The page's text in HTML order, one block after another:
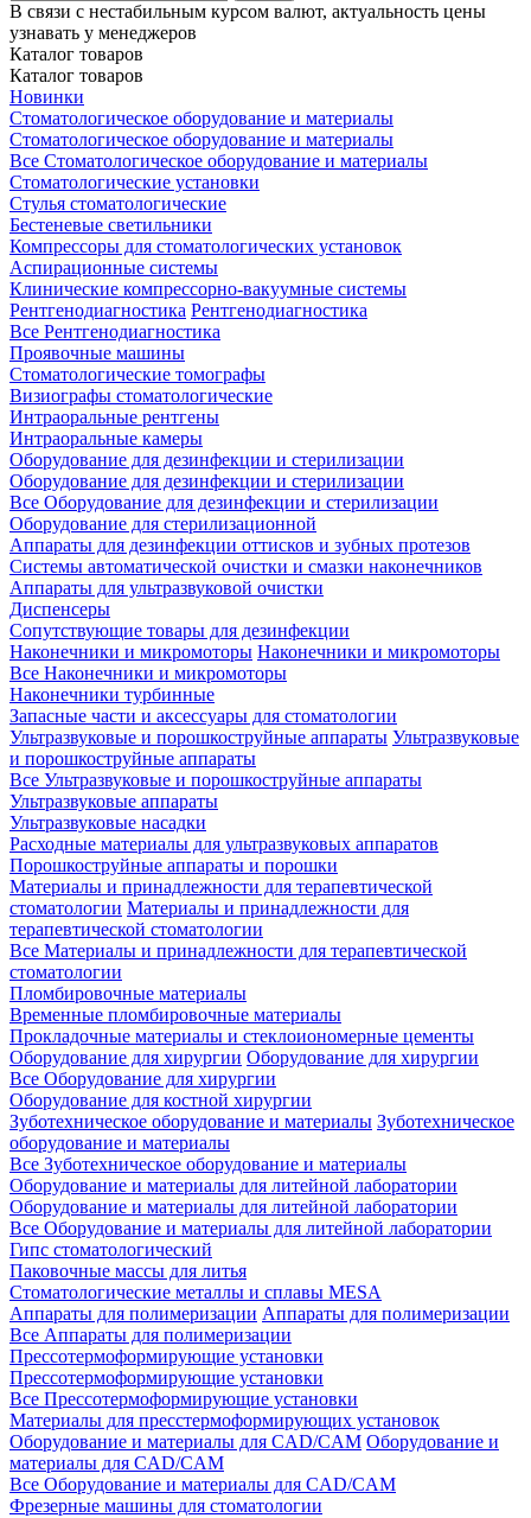
В связи с нестабильным курсом валют, актуальность цены
узнавать у менеджеров
Каталог товаров
Каталог товаров
Новинки
Стоматологическое оборудование и материалы
Стоматологическое оборудование и материалы
Все Стоматологическое оборудование и материалы
Стоматологические установки
Стулья стоматологические
Бестеневые светильники
Компрессоры для стоматологических установок
Аспирационные системы
Клинические компрессорно-вакуумные системы
Рентгенодиагностика Рентгенодиагностика
Все Рентгенодиагностика
Проявочные машины
Стоматологические томографы
Визиографы стоматологические
Интраоральные рентгены
Интраоральные камеры
Оборудование для дезинфекции и стерилизации
Оборудование для дезинфекции и стерилизации
Все Оборудование для дезинфекции и стерилизации
Оборудование для стерилизационной
Аппараты для дезинфекции оттисков и зубных протезов
Системы автоматической очистки и смазки наконечников
Аппараты для ультразвуковой очистки
Диспенсеры
Сопутствующие товары для дезинфекции
Наконечники и микромоторы Наконечники и микромоторы
Все Наконечники и микромоторы
Наконечники турбинные
Запасные части и аксессуары для стоматологии
Ультразвуковые и порошкоструйные аппараты Ультразвуковые
и порошкоструйные аппараты
Все Ультразвуковые и порошкоструйные аппараты
Ультразвуковые аппараты
Ультразвуковые насадки
Расходные материалы для ультразвуковых аппаратов
Порошкоструйные аппараты и порошки
Материалы и принадлежности для терапевтической
стоматологии Материалы и принадлежности для
терапевтической стоматологии
Все Материалы и принадлежности для терапевтической
стоматологии
Пломбировочные материалы
Временные пломбировочные материалы
Прокладочные материалы и стеклоиономерные цементы
Оборудование для хирургии Оборудование для хирургии
Все Оборудование для хирургии
Оборудование для костной хирургии
Зуботехническое оборудование и материалы Зуботехническое
оборудование и материалы
Все Зуботехническое оборудование и материалы
Оборудование и материалы для литейной лаборатории
Оборудование и материалы для литейной лаборатории
Все Оборудование и материалы для литейной лаборатории
Гипс стоматологический
Паковочные массы для литья
Стоматологические металлы и сплавы MESA
Аппараты для полимеризации Аппараты для полимеризации
Все Аппараты для полимеризации
Прессотермоформирующие установки
Прессотермоформирующие установки
Все Прессотермоформирующие установки
Материалы для пресстермоформирующих установок
Оборудование и материалы для CAD/CAM Оборудование и
материалы для CAD/CAM
Все Оборудование и материалы для CAD/CAM
Фрезерные машины для стоматологии